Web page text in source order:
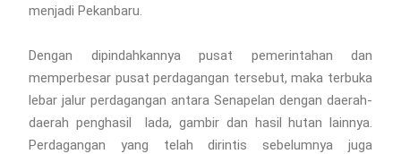
menjadi Pekanbaru.
Dengan dipindahkannya pusat pemerintahan dan
memperbesar pusat perdagangan tersebut, maka terbuka
lebar jalur perdagangan antara Senapelan dengan daerah-
daerah penghasil lada, gambir dan hasil hutan lainnya.
Perdagangan yang telah dirintis sebelumnya juga